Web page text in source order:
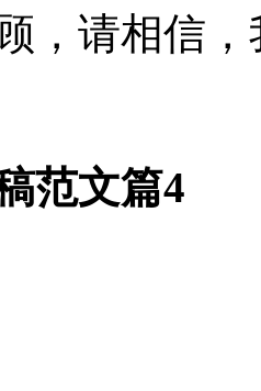
，请相信
范文篇4